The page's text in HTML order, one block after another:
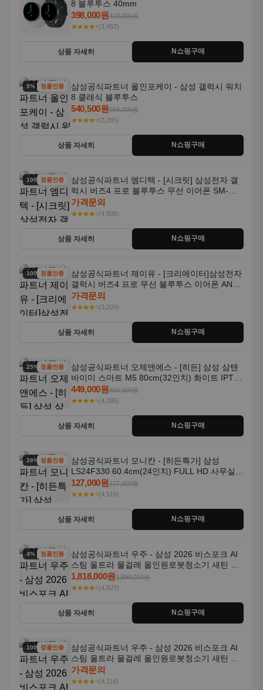
8 블루투스 40mm
398,000원419,000원
★★★★⭐(3,457)
상품 자세히 N쇼핑구매
5% 할인정품인증
삼성공식파트너 올인포케이 - 삼성 갤럭시 워치
8 클래식 블루투스
540,500원569,000원
★★★★⭐(3,285)
상품 자세히 N쇼핑구매
100% 할인
정품인증
삼성공식파트너 엠디텍 - [시크릿] 삼성전자 갤
럭시 버즈4 프로 블루투스 무선 이어폰 SM-
R640N
가격문의
★★★★⭐(4,508)
상품 자세히 N쇼핑구매
100% 할인
정품인증
삼성공식파트너 제이유 - [크리에이터]삼성전자
갤럭시 버즈4 프로 무선 블루투스 이어폰 ANC
SM-R640N
가격문의
★★★★⭐(3,209)
상품 자세히 N쇼핑구매
25% 할인정품인증
삼성공식파트너 오제앤에스 - [히든] 삼성 삼탠
바이미 스마트 M5 80cm(32인치) 화이트 IPTV
OTT 패키지
449,000원600,000원
★★★★⭐(4,385)
상품 자세히 N쇼핑구매
28% 할인정품인증
삼성공식파트너 모니칸 - [히든특가] 삼성
LS24F330 60.4cm(24인치) FULL HD 사무실/
컴퓨터 모니터
127,000원177,000원
★★★★⭐(4,516)
상품 자세히 N쇼핑구매
4% 할인정품인증
삼성공식파트너 우주 - 삼성 2026 비스포크 AI
스팀 울트라 물걸레 올인원로봇청소기 새틴 그
레이지 AAG
1,818,000원1,899,000원
★★★★⭐(4,827)
상품 자세히 N쇼핑구매
100% 할인
정품인증
삼성공식파트너 우주 - 삼성 2026 비스포크 AI
스팀 울트라 물걸레 올인원로봇청소기 새틴 차
콜 AAH
가격문의
★★★★⭐(4,116)